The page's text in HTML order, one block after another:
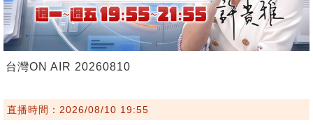
台灣ON AIR 20260810
直播時間：2026/08/10 19:55